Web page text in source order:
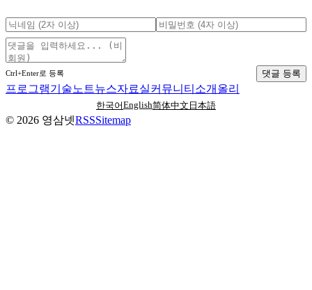
Ctrl+Enter로 등록 댓글 등록
프로그램기술노트뉴스자료실커뮤니티 소개 올리
한국어English简体中文 日本語
© 2026 영삼넷RSSSitemap